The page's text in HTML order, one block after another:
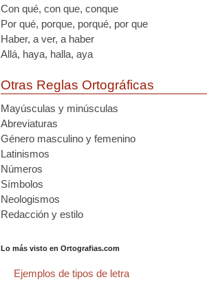
Con qué, con que, conque
Por qué, porque, porqué, por que
Haber, a ver, a haber
Allá, haya, halla, aya
Otras Reglas Ortográficas
Mayúsculas y minúsculas
Abreviaturas
Género masculino y femenino
Latinismos
Números
Símbolos
Neologismos
Redacción y estilo
Lo más visto en Ortografias.com
Ejemplos de tipos de letra